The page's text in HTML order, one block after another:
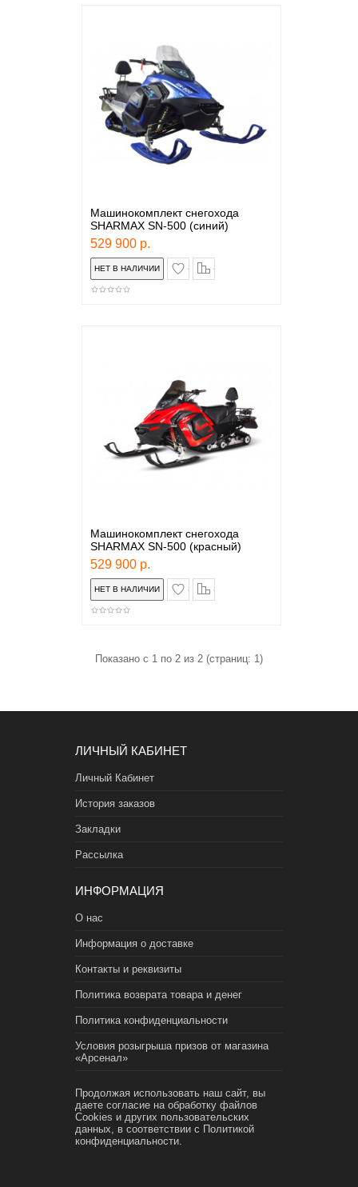
Машинокомплект снегохода
SHARMAX SN-500 (синий)
529 900 р.
в закладки
Машинокомплект снегохода
SHARMAX SN-500 (красный)
529 900 р.
в закладки
Показано с 1 по 2 из 2 (страниц: 1)
ЛИЧНЫЙ КАБИНЕТ
Личный Кабинет
История заказов
Закладки
Рассылка
ИНФОРМАЦИЯ
О нас
Информация о доставке
Контакты и реквизиты
Политика возврата товара и денег
Политика конфиденциальности
Условия розыгрыша призов от магазина
«Арсенал»
Продолжая использовать наш сайт, вы
даете согласие на обработку файлов
Cookies и других пользовательских
данных, в соответствии с Политикой
конфиденциальности.